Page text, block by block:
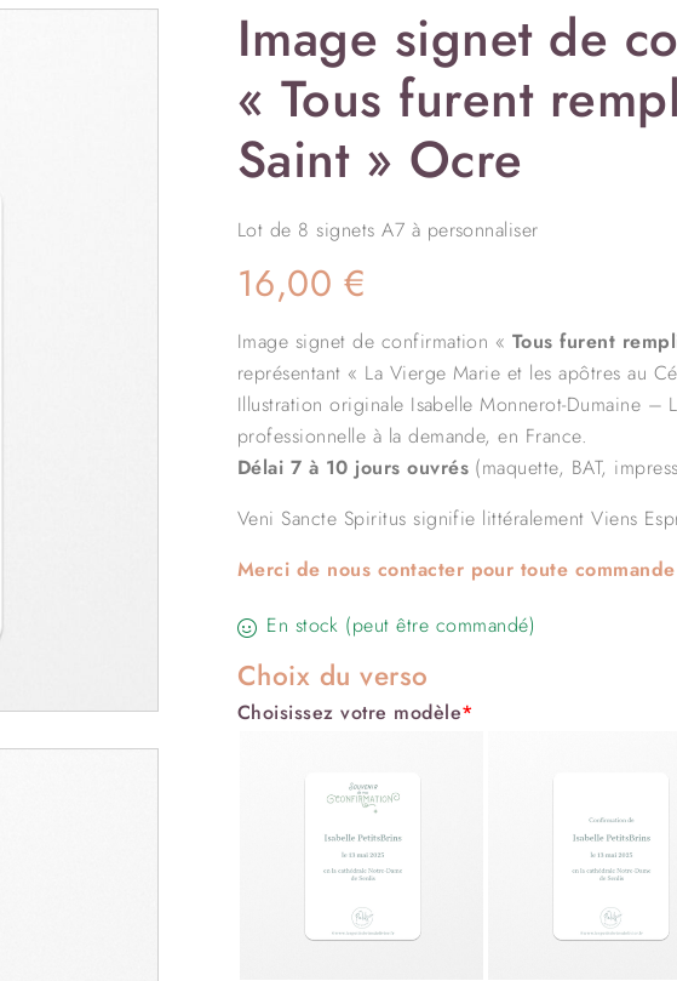
Image signet de
« Tous furent
Saint » Ocre
Lot de 8 signets A7 à personnaliser
16,00 €
Image signet de confirmation « Tous furent
représentant « La Vierge Marie et les apôtres au
Illustration originale Isabelle Monnerot-Dumaine –
professionnelle à la demande, en France.
Délai 7 à 10 jours ouvrés (maquette, BAT,
Veni Sancte Spiritus signifie littéralement Viens
Merci de nous contacter pour toute
En stock (peut être commandé)
Choix du verso
*
Choisissez votre modèle